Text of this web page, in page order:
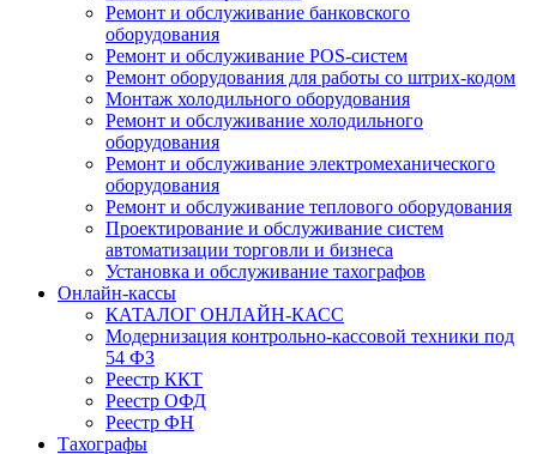
Ремонт и обслуживание банковского
оборудования
Ремонт и обслуживание POS-систем
Ремонт оборудования для работы со штрих-кодом
Монтаж холодильного оборудования
Ремонт и обслуживание холодильного
оборудования
Ремонт и обслуживание электромеханического
оборудования
Ремонт и обслуживание теплового оборудования
Проектирование и обслуживание систем
автоматизации торговли и бизнеса
Установка и обслуживание тахографов
Онлайн-кассы
КАТАЛОГ ОНЛАЙН-КАСС
Модернизация контрольно-кассовой техники под
54 ФЗ
Реестр ККТ
Реестр ОФД
Реестр ФН
Тахографы